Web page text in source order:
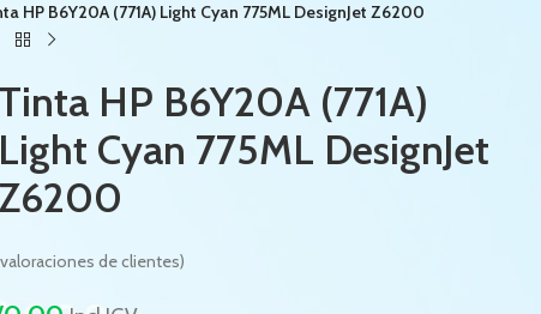
HP B6Y20A (771A) Light Cyan 775ML DesignJet Z6200
Tinta HP B6Y20A (771A)
Light Cyan 775ML DesignJet
valoraciones de clientes)